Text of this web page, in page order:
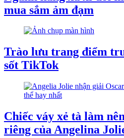
mua sắm ảm đạm
Trào lưu trang điểm
sốt TikTok
Chiếc váy xẻ tà làm
riêng của Angelina